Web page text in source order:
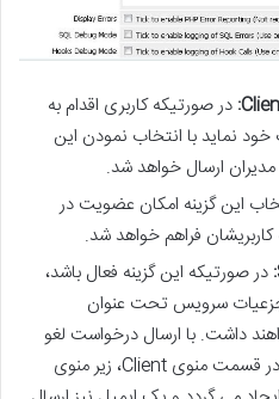
در صورتیکه کاربری اقدام به
نماید با انتخاب نمودن این
مدیران ارسال خواهد شد.
این گزینه امکان عضویت در
کاربریشان فراهم خواهد شد.
در صورتیکه این گزینه فعال باشد،
جزعیات سرویس تحت عنوان
داشت. با ارسال درخواست لغو
سرویس، یک درخواست لغو در قسمت منوی Client، زیر منوی